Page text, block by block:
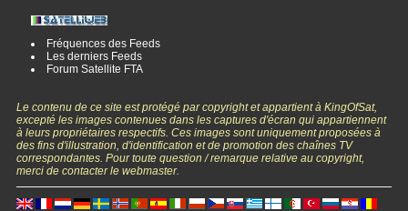
Fréquences des Feeds
Les derniers Feeds
Forum Satellite FTA
Le contenu de ce site est protégé par copyright et appartient à KingOfSat,
excepté les images contenues dans les captures d'écran qui appartiennent
à leurs propriétaires respectifs. Ces images sont uniquement proposées à
des fins d'illustration, d'identification et de promotion des chaînes TV
correspondantes. Pour toute question / remarque relative au copyright,
merci de contacter le webmaster.